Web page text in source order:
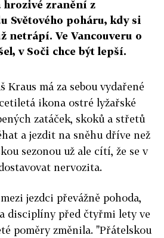
zranění z
Světového poháru, kdy si
netrápí. Ve Vancouveru o
v Soči chce být lepší.
Kraus má za sebou vydařené
ikona ostré lyžařské
zatáček, skoků a střetů
a jezdit na sněhu dříve než
sezonou už ale cítí, že se v
nervozita.
jezdci převážně pohoda,
disciplíny před čtyřmi lety ve
poměry změnila. "Přátelskou